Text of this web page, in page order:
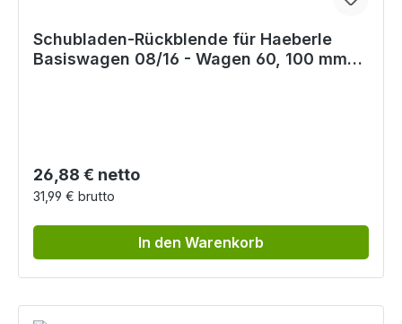
Schubladen-Rückblende für Haeberle
Basiswagen 08/16 - Wagen 60, 100 mm
Regulärer Preis:
26,88 € netto
31,99 € brutto
In den Warenkorb